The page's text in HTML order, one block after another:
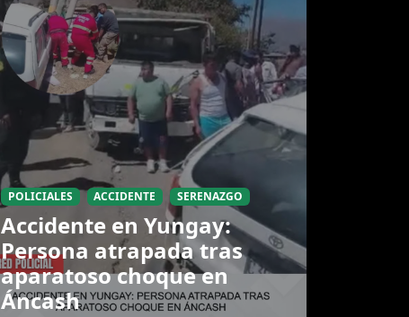
POLICIALES ACCIDENTE SERENAZGO
Accidente en Yungay:
Persona atrapada tras
aparatoso choque en
Áncash